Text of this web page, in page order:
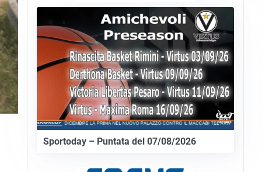
Sportoday – Puntata del 07/08/2026